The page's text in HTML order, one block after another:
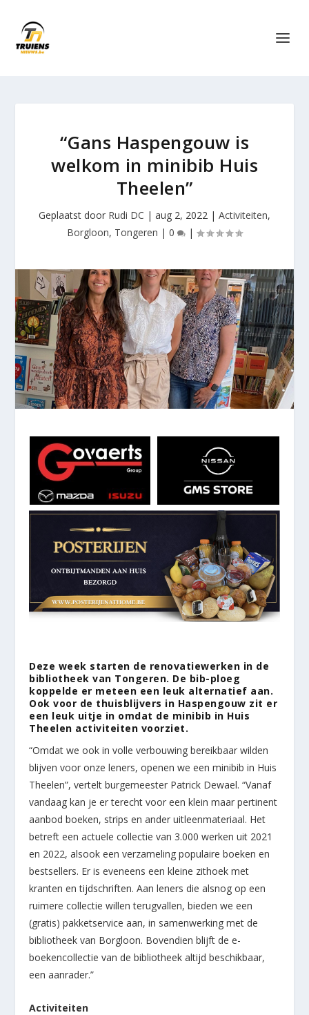
“Gans Haspengouw is
welkom in minibib Huis
Theelen”
Geplaatst door Rudi DC | aug 2, 2022 | Activiteiten,
Borgloon, Tongeren | 0 |
Deze week starten de renovatiewerken in de
bibliotheek van Tongeren. De bib-ploeg
koppelde er meteen een leuk alternatief aan.
Ook voor de thuisblijvers in Haspengouw zit er
een leuk uitje in omdat de minibib in Huis
Theelen activiteiten voorziet.
“Omdat we ook in volle verbouwing bereikbaar wilden
blijven voor onze leners, openen we een minibib in Huis
Theelen”, vertelt burgemeester Patrick Dewael. “Vanaf
vandaag kan je er terecht voor een klein maar pertinent
aanbod boeken, strips en ander uitleenmateriaal. Het
betreft een actuele collectie van 3.000 werken uit 2021
en 2022, alsook een verzameling populaire boeken en
bestsellers. Er is eveneens een kleine zithoek met
kranten en tijdschriften. Aan leners die alsnog op een
ruimere collectie willen terugvallen, bieden we een
(gratis) pakketservice aan, in samenwerking met de
bibliotheek van Borgloon. Bovendien blijft de e-
boekencollectie van de bibliotheek altijd beschikbaar,
een aanrader.”
Activiteiten